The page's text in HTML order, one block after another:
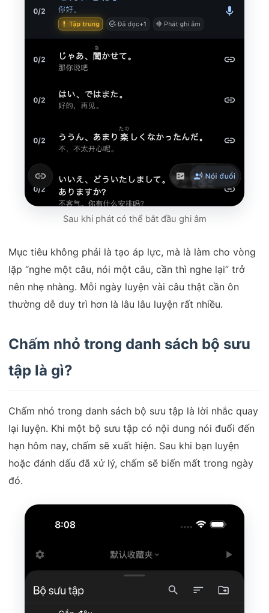
Sau khi phát có thể bắt đầu ghi âm
Mục tiêu không phải là tạo áp lực, mà là làm cho vòng
lặp “nghe một câu, nói một câu, cần thì nghe lại” trở
nên nhẹ nhàng. Mỗi ngày luyện vài câu thật cần ôn
thường dễ duy trì hơn là lâu lâu luyện rất nhiều.
Chấm nhỏ trong danh sách bộ sưu
tập là gì?
Chấm nhỏ trong danh sách bộ sưu tập là lời nhắc quay
lại luyện. Khi một bộ sưu tập có nội dung nói đuổi đến
hạn hôm nay, chấm sẽ xuất hiện. Sau khi bạn luyện
hoặc đánh dấu đã xử lý, chấm sẽ biến mất trong ngày
đó.